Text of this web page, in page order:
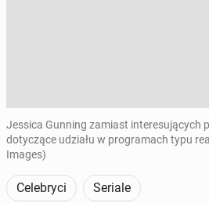
Jessica Gunning zamiast interesujących
dotyczące udziału w programach typu
Images)
Celebryci Seriale